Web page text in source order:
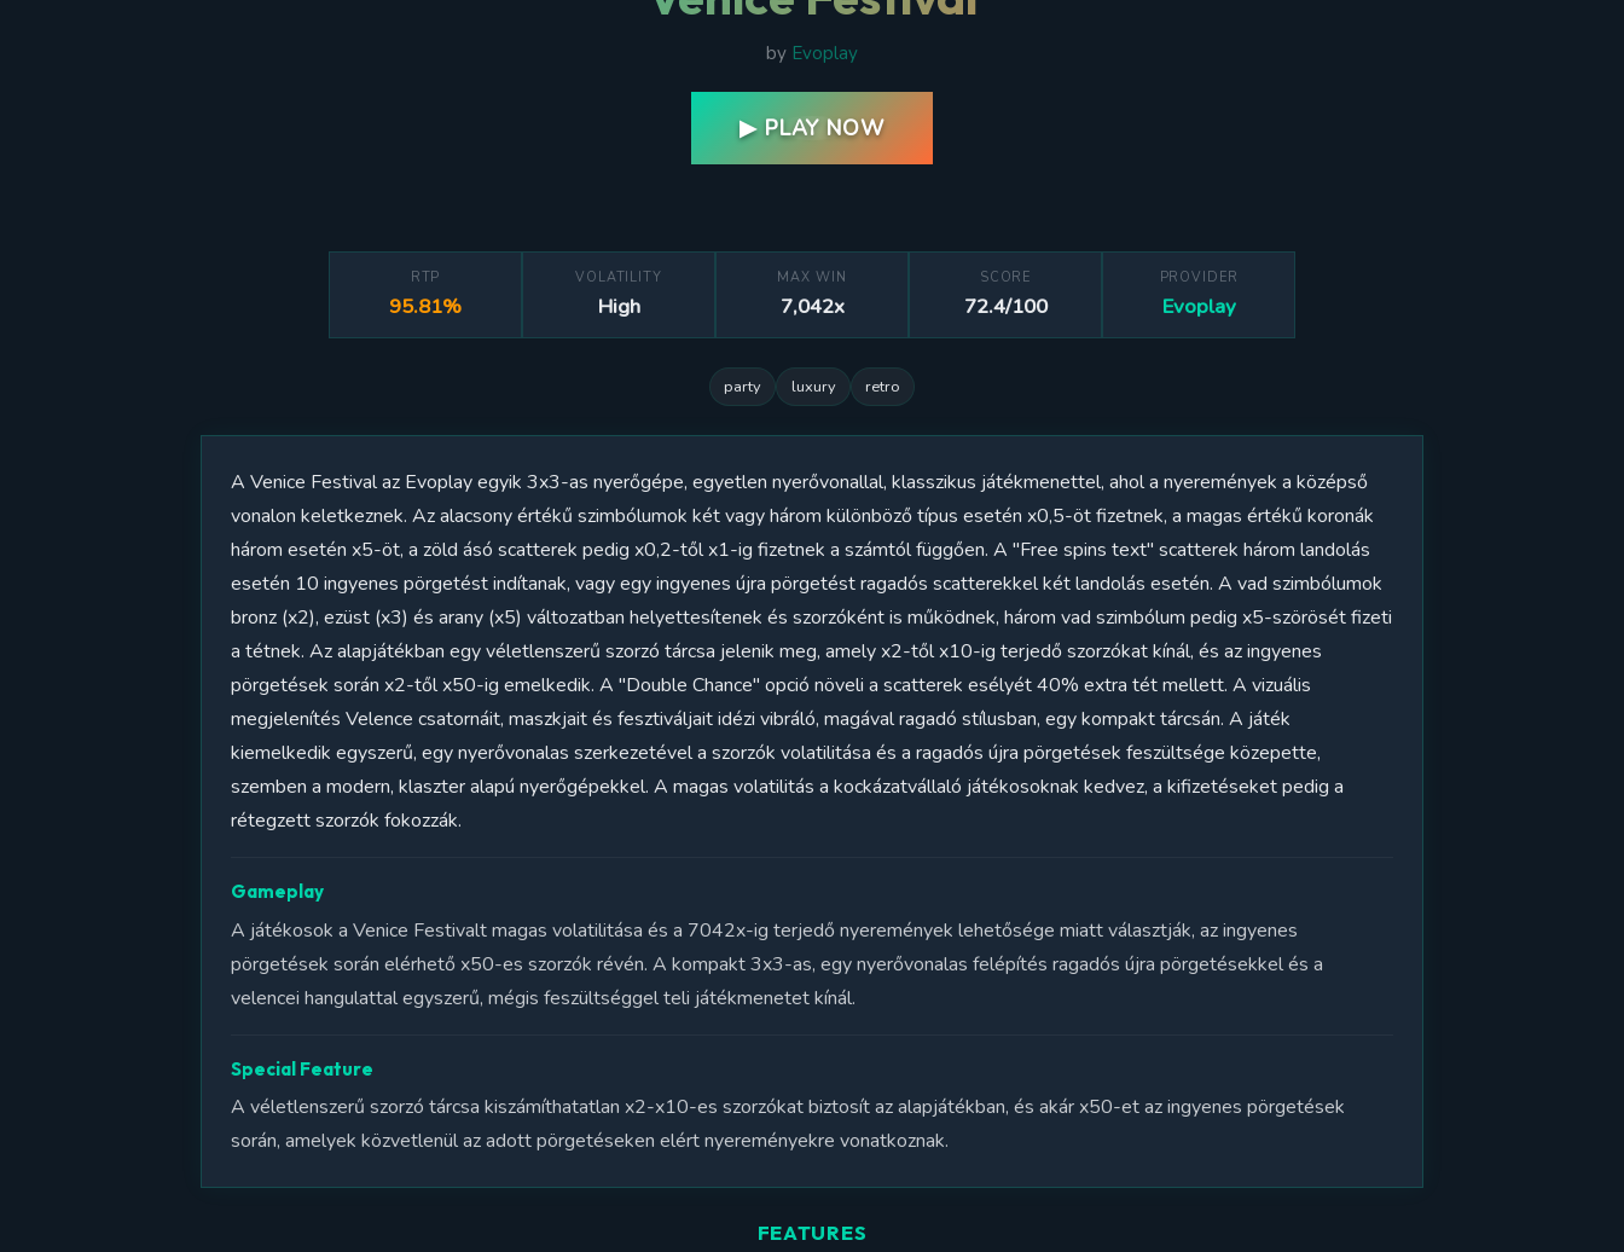
by Evoplay
▶ PLAY NOW
RTP
95.81%
VOLATILITY
High
MAX WIN
7,042x
SCORE
72.4/100
PROVIDER
Evoplay
party luxury retro
A Venice Festival az Evoplay egyik 3x3-as nyerőgépe, egyetlen nyerővonallal, klasszikus játékmenettel, ahol a nyeremények a középső
vonalon keletkeznek. Az alacsony értékű szimbólumok két vagy három különböző típus esetén x0,5-öt fizetnek, a magas értékű koronák
három esetén x5-öt, a zöld ásó scatterek pedig x0,2-től x1-ig fizetnek a számtól függően. A "Free spins text" scatterek három landolás
esetén 10 ingyenes pörgetést indítanak, vagy egy ingyenes újra pörgetést ragadós scatterekkel két landolás esetén. A vad szimbólumok
bronz (x2), ezüst (x3) és arany (x5) változatban helyettesítenek és szorzóként is működnek, három vad szimbólum pedig x5-szörösét fizeti
a tétnek. Az alapjátékban egy véletlenszerű szorzó tárcsa jelenik meg, amely x2-től x10-ig terjedő szorzókat kínál, és az ingyenes
pörgetések során x2-től x50-ig emelkedik. A "Double Chance" opció növeli a scatterek esélyét 40% extra tét mellett. A vizuális
megjelenítés Velence csatornáit, maszkjait és fesztiváljait idézi vibráló, magával ragadó stílusban, egy kompakt tárcsán. A játék
kiemelkedik egyszerű, egy nyerővonalas szerkezetével a szorzók volatilitása és a ragadós újra pörgetések feszültsége közepette,
szemben a modern, klaszter alapú nyerőgépekkel. A magas volatilitás a kockázatvállaló játékosoknak kedvez, a kifizetéseket pedig a
rétegzett szorzók fokozzák.
Gameplay
A játékosok a Venice Festivalt magas volatilitása és a 7042x-ig terjedő nyeremények lehetősége miatt választják, az ingyenes
pörgetések során elérhető x50-es szorzók révén. A kompakt 3x3-as, egy nyerővonalas felépítés ragadós újra pörgetésekkel és a
velencei hangulattal egyszerű, mégis feszültséggel teli játékmenetet kínál.
Special Feature
A véletlenszerű szorzó tárcsa kiszámíthatatlan x2-x10-es szorzókat biztosít az alapjátékban, és akár x50-et az ingyenes pörgetések
során, amelyek közvetlenül az adott pörgetéseken elért nyereményekre vonatkoznak.
FEATURES